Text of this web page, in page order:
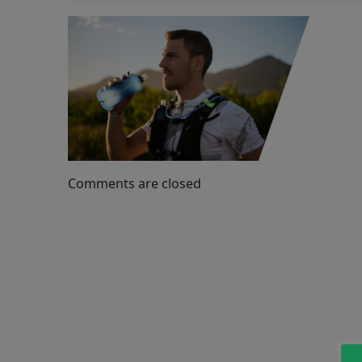
Comments are closed